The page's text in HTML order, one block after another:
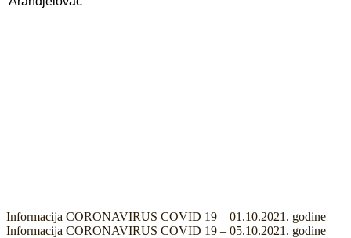
Navigacija
Informacija CORONAVIRUS COVID 19 – 01.10.2021. godine
Informacija CORONAVIRUS COVID 19 – 05.10.2021. godine